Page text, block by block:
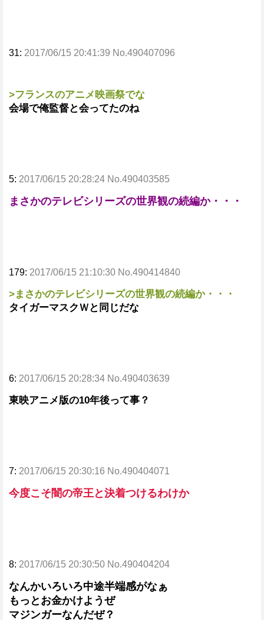
31: 2017/06/15 20:41:39 No.490407096
>フランスのアニメ映画祭でな
会場で俺監督と会ってたのね
5: 2017/06/15 20:28:24 No.490403585
まさかのテレビシリーズの世界観の続編か・・・
179: 2017/06/15 21:10:30 No.490414840
>まさかのテレビシリーズの世界観の続編か・・・
タイガーマスクＷと同じだな
6: 2017/06/15 20:28:34 No.490403639
東映アニメ版の10年後って事？
7: 2017/06/15 20:30:16 No.490404071
今度こそ闇の帝王と決着つけるわけか
8: 2017/06/15 20:30:50 No.490404204
なんかいろいろ中途半端感がなぁ
もっとお金かけようぜ
マジンガーなんだぜ？